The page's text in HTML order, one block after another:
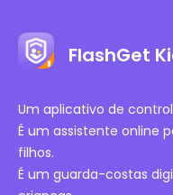
FlashGet
Um aplicativo de
É um assistente online
filhos.
É um guarda-costas